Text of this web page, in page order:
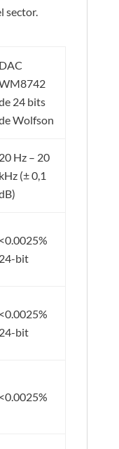
sector.
DAC
24 bits
Wolfson
20 Hz – 20
kHz (± 0,1
<0.0025%
24-bit
<0.0025%
24-bit
<0.0025%